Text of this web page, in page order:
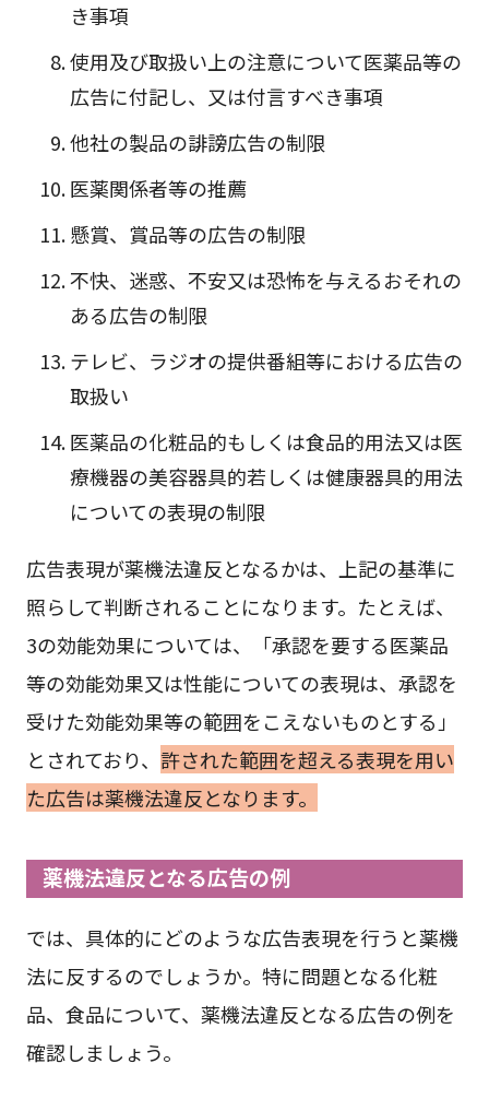
き事項
使用及び取扱い上の注意について医薬品等の
広告に付記し、又は付言すべき事項
他社の製品の誹謗広告の制限
医薬関係者等の推薦
懸賞、賞品等の広告の制限
不快、迷惑、不安又は恐怖を与えるおそれの
ある広告の制限
テレビ、ラジオの提供番組等における広告の
取扱い
医薬品の化粧品的もしくは食品的用法又は医
療機器の美容器具的若しくは健康器具的用法
についての表現の制限
広告表現が薬機法違反となるかは、上記の基準に
照らして判断されることになります。たとえば、
3の効能効果については、「承認を要する医薬品
等の効能効果又は性能についての表現は、承認を
受けた効能効果等の範囲をこえないものとする」
とされており、 許された範囲を超える表現を用い
た広告は薬機法違反となります。
薬機法違反となる広告の例
では、具体的にどのような広告表現を行うと薬機
法に反するのでしょうか。特に問題となる化粧
品、食品について、薬機法違反となる広告の例を
確認しましょう。